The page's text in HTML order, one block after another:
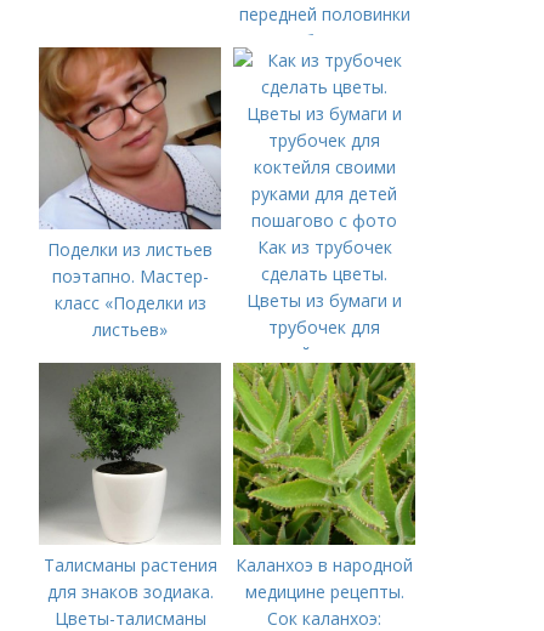
передней половинки
брюк
Поделки из листьев
поэтапно. Мастер-
класс «Поделки из
листьев»
Как из трубочек
сделать цветы.
Цветы из бумаги и
трубочек для
коктейля своими
руками для детей
пошагово с фото
Талисманы растения
для знаков зодиака.
Цветы-талисманы
Каланхоэ в народной
медицине рецепты.
Сок каланхоэ: